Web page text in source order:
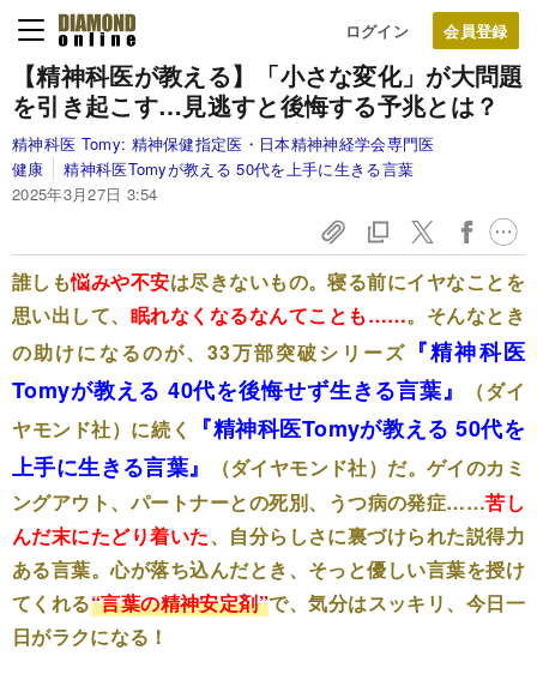
ログイン
【精神科医が教える】「小さな変化」が大問題
を引き起こす…見逃すと後悔する予兆とは？
精神科医 Tomy: 精神保健指定医・日本精神神経学会専門医
健康
精神科医Tomyが教える 50代を上手に生きる言葉
2025年3月27日 3:54
誰しも悩みや不安は尽きないもの。寝る前にイヤなことを
思い出して、 眠れなくなるなんてことも……。そんなとき
の助けになるのが、33万部突破シリーズ 『精神科医
Tomyが教える 40代を後悔せず生きる言葉』
（ダイ
ヤモンド社）に続く
『精神科医Tomyが教える 50代を
上手に生きる言葉』
（ダイヤモンド社）だ。ゲイのカミ
ングアウト、パートナーとの死別、うつ病の発症……苦し
んだ末にたどり着いた、自分らしさに裏づけられた説得力
ある言葉。心が落ち込んだとき、そっと優しい言葉を授け
てくれる“言葉の精神安定剤”で、気分はスッキリ、今日一
日がラクになる！